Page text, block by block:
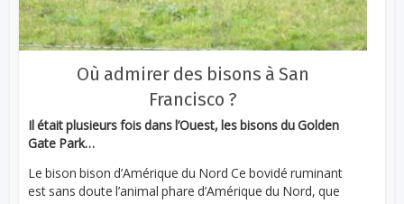
Où admirer des bisons à San
Francisco ?
Il était plusieurs fois dans l’Ouest, les bisons du Golden
Gate Park…
Le bison bison d’Amérique du Nord Ce bovidé ruminant
est sans doute l’animal phare d’Amérique du Nord, que